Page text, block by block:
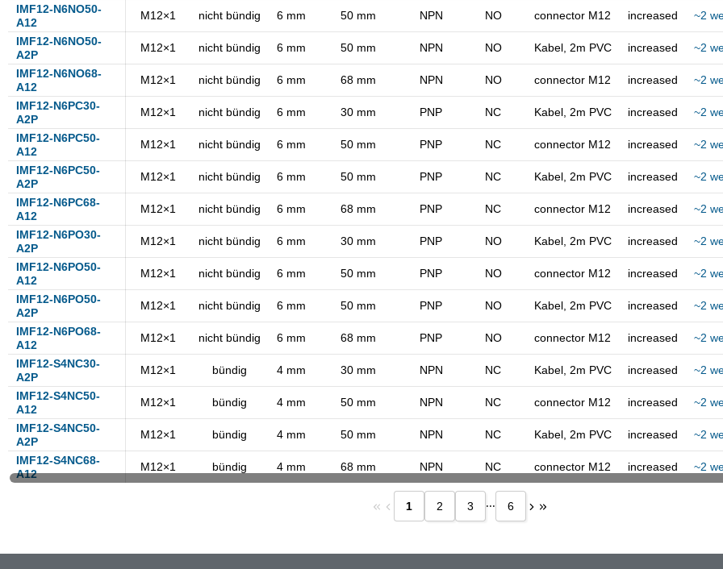
IMF12-N6NO50-
A12
M12×1 nicht bündig 6 mm 50 mm NPN NO connector M12 increased ~2
IMF12-N6NO50-
A2P
M12×1 nicht bündig 6 mm 50 mm NPN NO Kabel, 2m PVC increased ~2
IMF12-N6NO68-
A12
M12×1 nicht bündig 6 mm 68 mm NPN NO connector M12 increased ~2
IMF12-N6PC30-
A2P
M12×1 nicht bündig 6 mm 30 mm PNP NC Kabel, 2m PVC increased ~2
IMF12-N6PC50-
A12
M12×1 nicht bündig 6 mm 50 mm PNP NC connector M12 increased ~2
IMF12-N6PC50-
A2P
M12×1 nicht bündig 6 mm 50 mm PNP NC Kabel, 2m PVC increased ~2
IMF12-N6PC68-
A12
M12×1 nicht bündig 6 mm 68 mm PNP NC connector M12 increased ~2
IMF12-N6PO30-
A2P
M12×1 nicht bündig 6 mm 30 mm PNP NO Kabel, 2m PVC increased ~2
IMF12-N6PO50-
A12
M12×1 nicht bündig 6 mm 50 mm PNP NO connector M12 increased ~2
IMF12-N6PO50-
A2P
M12×1 nicht bündig 6 mm 50 mm PNP NO Kabel, 2m PVC increased ~2
IMF12-N6PO68-
A12
M12×1 nicht bündig 6 mm 68 mm PNP NO connector M12 increased ~2
IMF12-S4NC30-
A2P
M12×1 bündig 4 mm 30 mm NPN NC Kabel, 2m PVC increased ~2
IMF12-S4NC50-
A12
M12×1 bündig 4 mm 50 mm NPN NC connector M12 increased ~2
IMF12-S4NC50-
A2P
M12×1 bündig 4 mm 50 mm NPN NC Kabel, 2m PVC increased ~2
IMF12-S4NC68-
A12
M12×1 bündig 4 mm 68 mm NPN NC connector M12 increased ~2
1 2 3 ... 6